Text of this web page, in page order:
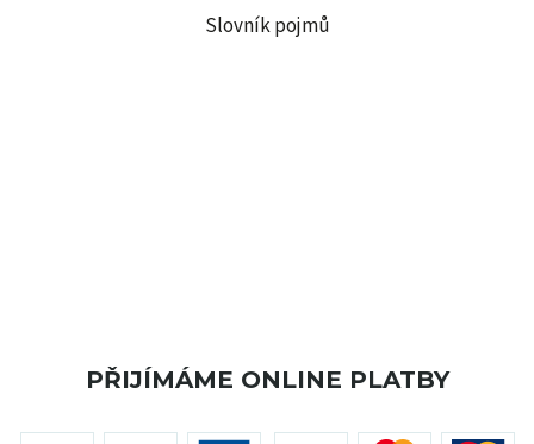
Slovník pojmů
PŘIJÍMÁME ONLINE PLATBY